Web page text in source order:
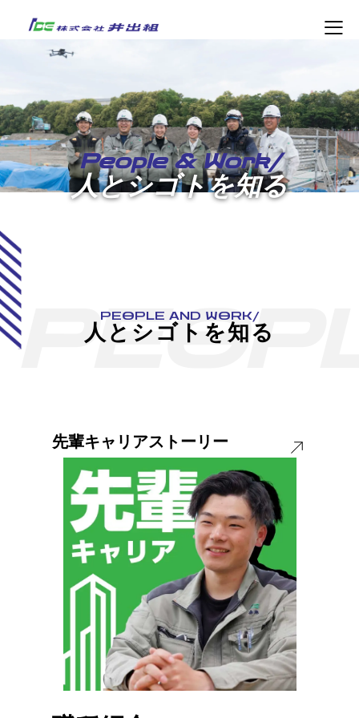
People & Work/
人とシゴトを知る
PEOP
PEOPLE AND WORK/
人とシゴトを知る
先輩キャリアストーリー